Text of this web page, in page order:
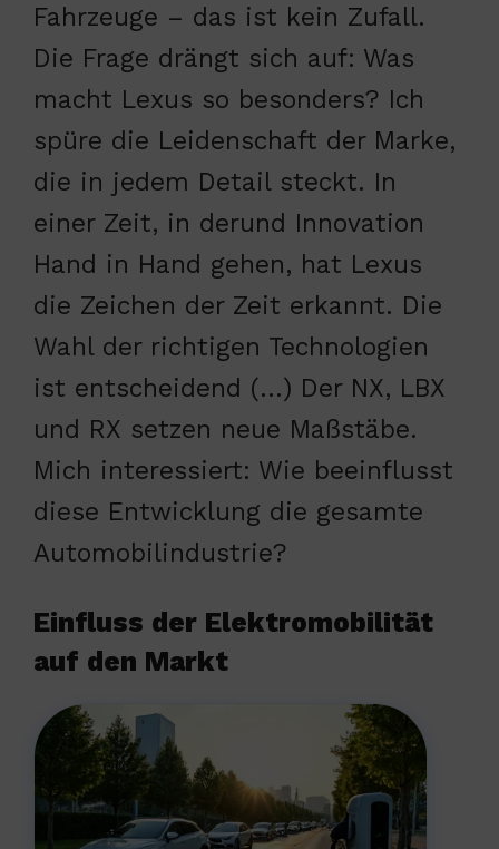
Fahrzeuge – das ist kein Zufall.
Die Frage drängt sich auf: Was
macht Lexus so besonders? Ich
spüre die Leidenschaft der Marke,
die in jedem Detail steckt. In
einer Zeit, in derund Innovation
Hand in Hand gehen, hat Lexus
die Zeichen der Zeit erkannt. Die
Wahl der richtigen Technologien
ist entscheidend (…) Der NX, LBX
und RX setzen neue Maßstäbe.
Mich interessiert: Wie beeinflusst
diese Entwicklung die gesamte
Automobilindustrie?
Einfluss der Elektromobilität
auf den Markt